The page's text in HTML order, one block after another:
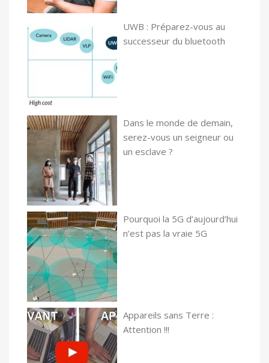
UWB : Préparez-vous au
successeur du bluetooth
Dans le monde de demain,
serez-vous un seigneur ou
un esclave ?
Pourquoi la 5G d’aujourd’hui
n’est pas la vraie 5G
Appareils sans Terre :
Attention !!!